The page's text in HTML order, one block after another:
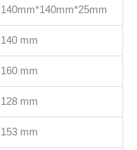
140mm*140mm*25mm
140 mm
160 mm
128 mm
153 mm